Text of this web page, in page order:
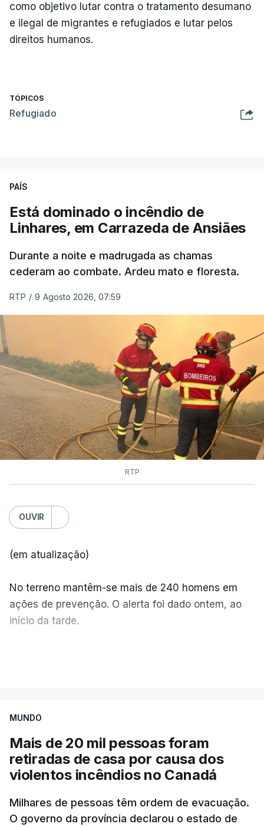
como objetivo lutar contra o tratamento desumano
e ilegal de migrantes e refugiados e lutar pelos
direitos humanos.
TÓPICOS
Refugiado
PAÍS
Está dominado o incêndio de
Linhares, em Carrazeda de Ansiães
Durante a noite e madrugada as chamas
cederam ao combate. Ardeu mato e floresta.
RTP / 9 Agosto 2026, 07:59
RTP
OUVIR
(em atualização)
No terreno mantêm-se mais de 240 homens em
ações de prevenção. O alerta foi dado ontem, ao
início da tarde.
MUNDO
Mais de 20 mil pessoas foram
retiradas de casa por causa dos
violentos incêndios no Canadá
Milhares de pessoas têm ordem de evacuação.
O governo da província declarou o estado de